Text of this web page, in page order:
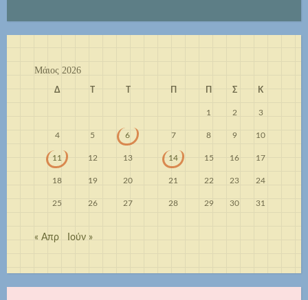
Μάιος 2026
Δ Σ Κ
1 2 3
4 5 6 7 8 9 10
11 12 13 14 15 16 17
18 19 20 21 22 23 24
25 26 27 28 29 30 31
« Απρ Ιούν »